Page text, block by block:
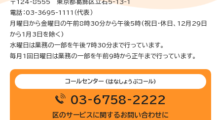
〒124-8555 東京都葛飾区立石5-13-1
電話：03-3695-1111（代表）
月曜日から金曜日の午前8時30分から午後5時(祝日・休日、12月29日
から1月3日を除く)
水曜日は業務の一部を午後7時30分まで行っています。
毎月1回日曜日は業務の一部を午前9時から正午まで行っています。
コールセンター (はなしょうぶコール)
03-6758-2222
区のサービスに関するお問い合わせに